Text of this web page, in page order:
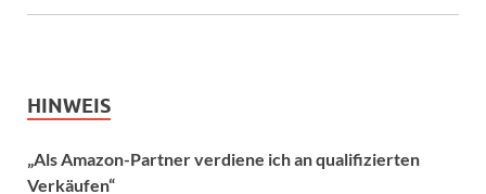
HINWEIS
„Als Amazon-Partner verdiene ich an qualifizierten
Verkäufen“